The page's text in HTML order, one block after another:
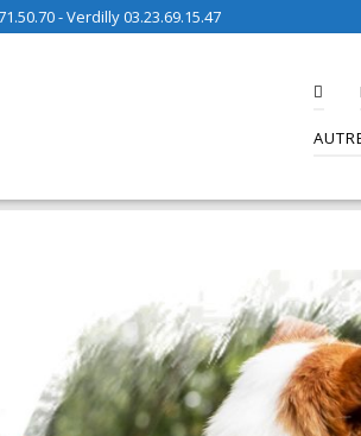
- Verdilly 03.23.69.15.47